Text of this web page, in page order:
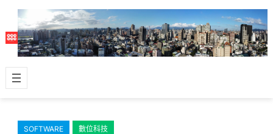
主
容
SOFTWARE 數位科技